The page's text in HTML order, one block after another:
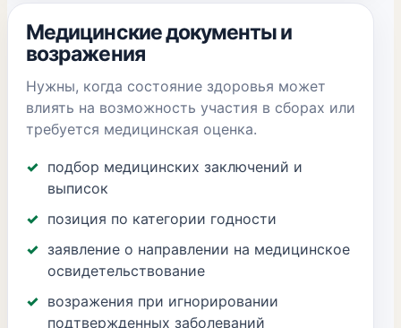
Медицинские документы и
возражения
Нужны, когда состояние здоровья может
влиять на возможность участия в сборах или
требуется медицинская оценка.
подбор медицинских заключений и
выписок
позиция по категории годности
заявление о направлении на медицинское
освидетельствование
возражения при игнорировании
подтвержденных заболеваний